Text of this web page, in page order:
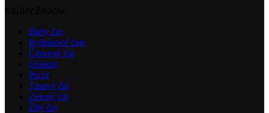
Biely čaj
Bylinkové čaje
Červený čaj
Oolong
Pu’er
Tmavý čaj
Zelený čaj
Žltý čaj